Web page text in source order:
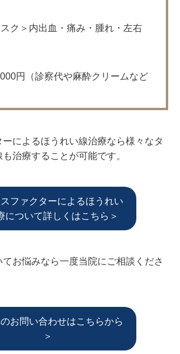
ク＞内出血・痛み・腫れ・左右
円（診察代や麻酔クリームなど
によるほうれい線治療なら様々なタ
治療することが可能です。
ファクターによるほうれい
について詳しくはこちら＞
お悩みなら一度当院にご相談くださ
お問い合わせはこちらから
＞